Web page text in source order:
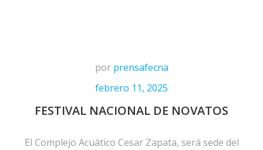
por prensafecna
febrero 11, 2025
FESTIVAL NACIONAL DE NOVATOS
El Complejo Acuático Cesar Zapata, será sede del